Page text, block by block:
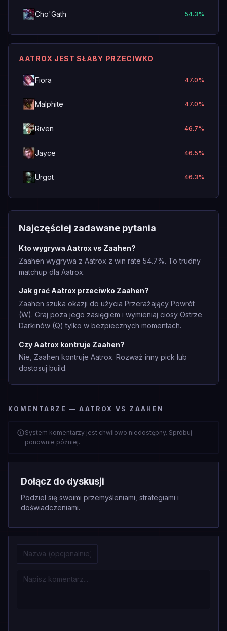
Cho'Gath 54.3%
AATROX JEST SŁABY PRZECIWKO
Fiora 47.0%
Malphite 47.0%
Riven 46.7%
Jayce 46.5%
Urgot 46.3%
Najczęściej zadawane pytania
Kto wygrywa Aatrox vs Zaahen?
Zaahen wygrywa z Aatrox z win rate 54.7%. To trudny
matchup dla Aatrox.
Jak grać Aatrox przeciwko Zaahen?
Zaahen szuka okazji do użycia Przerażający Powrót
(W). Graj poza jego zasięgiem i wymieniaj ciosy Ostrze
Darkinów (Q) tylko w bezpiecznych momentach.
Czy Aatrox kontruje Zaahen?
Nie, Zaahen kontruje Aatrox. Rozważ inny pick lub
dostosuj build.
KOMENTARZE — AATROX VS ZAAHEN
System komentarzy jest chwilowo niedostępny. Spróbuj
ponownie później.
Dołącz do dyskusji
Podziel się swoimi przemyśleniami, strategiami i
doświadczeniami.